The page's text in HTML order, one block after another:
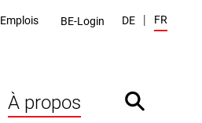
Emplois BE-Login DE FR
À propos Afficher/